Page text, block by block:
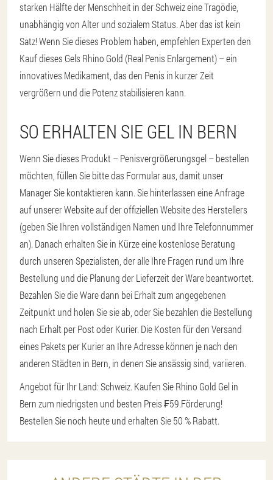
starken Hälfte der Menschheit in der Schweiz eine Tragödie,
unabhängig von Alter und sozialem Status. Aber das ist kein
Satz! Wenn Sie dieses Problem haben, empfehlen Experten den
Kauf dieses Gels Rhino Gold (Real Penis Enlargement) – ein
innovatives Medikament, das den Penis in kurzer Zeit
vergrößern und die Potenz stabilisieren kann.
SO ERHALTEN SIE GEL IN BERN
Wenn Sie dieses Produkt – Penisvergrößerungsgel – bestellen
möchten, füllen Sie bitte das Formular aus, damit unser
Manager Sie kontaktieren kann. Sie hinterlassen eine Anfrage
auf unserer Website auf der offiziellen Website des Herstellers
(geben Sie Ihren vollständigen Namen und Ihre Telefonnummer
an). Danach erhalten Sie in Kürze eine kostenlose Beratung
durch unseren Spezialisten, der alle Ihre Fragen rund um Ihre
Bestellung und die Planung der Lieferzeit der Ware beantwortet.
Bezahlen Sie die Ware dann bei Erhalt zum angegebenen
Zeitpunkt und holen Sie sie ab, oder Sie bezahlen die Bestellung
nach Erhalt per Post oder Kurier. Die Kosten für den Versand
eines Pakets per Kurier an Ihre Adresse können je nach den
anderen Städten in Bern, in denen Sie ansässig sind, variieren.
Angebot für Ihr Land: Schweiz. Kaufen Sie Rhino Gold Gel in
Bern zum niedrigsten und besten Preis ₣59.Förderung!
Bestellen Sie noch heute und erhalten Sie 50 % Rabatt.